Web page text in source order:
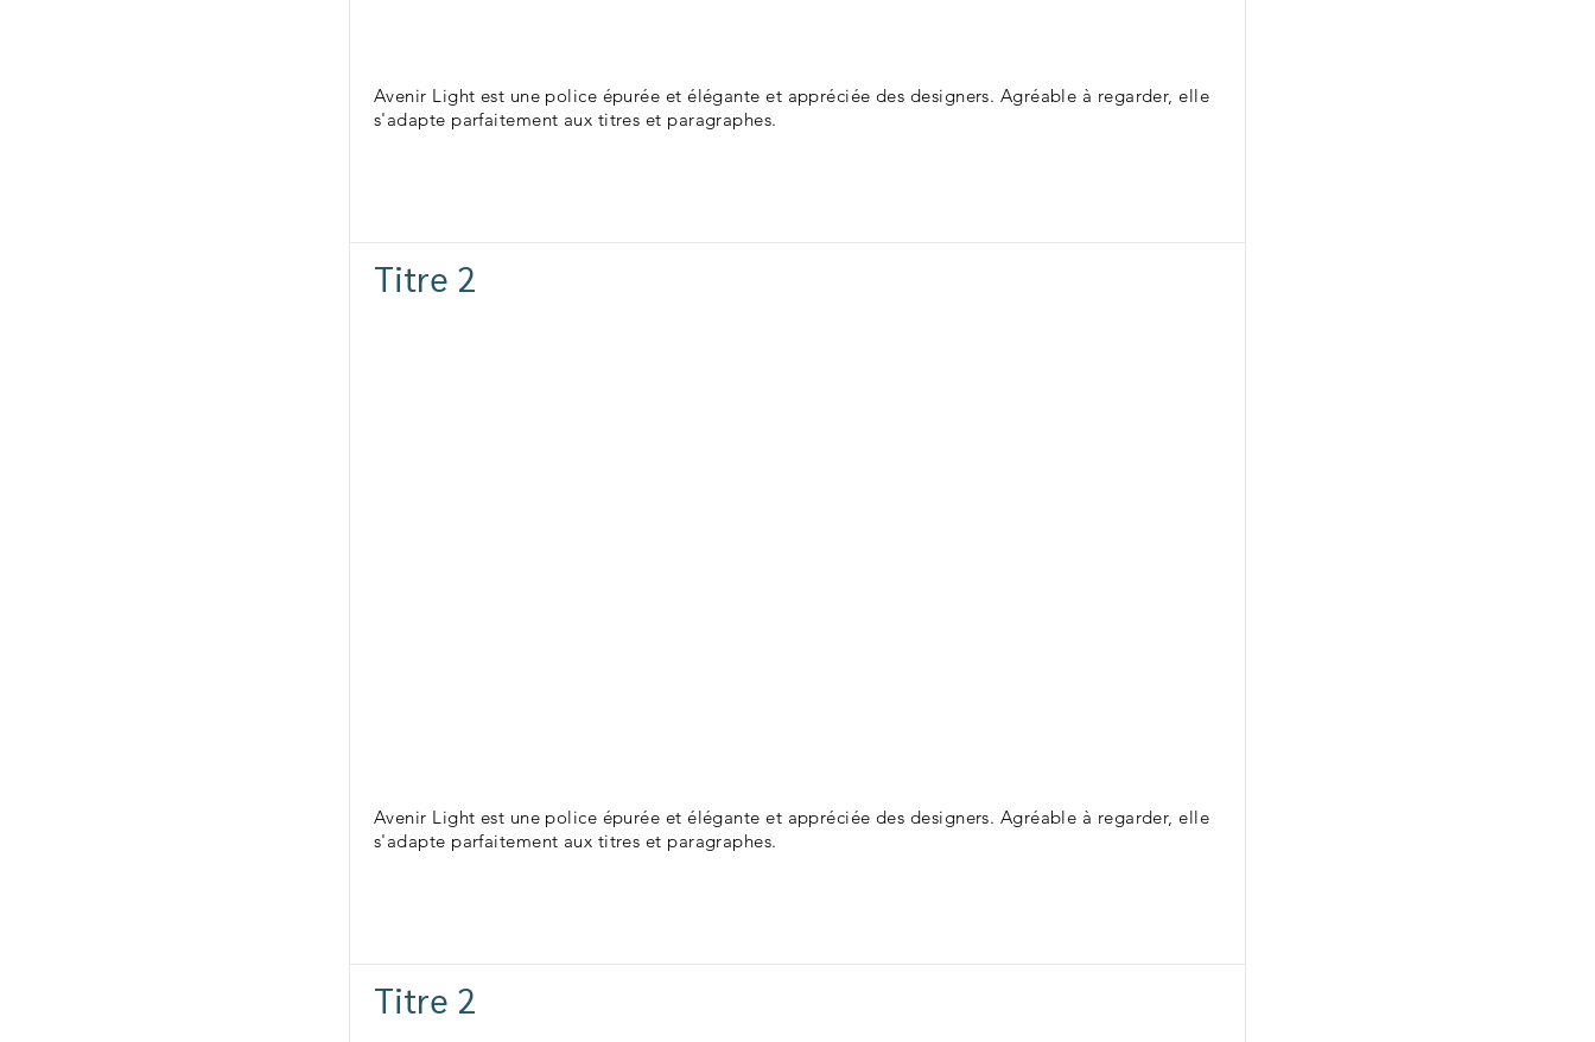
Avenir Light est une police épurée et élégante et appréciée des designers. Agréable à regarder, elle
s'adapte parfaitement aux titres et paragraphes.
Titre 2
Avenir Light est une police épurée et élégante et appréciée des designers. Agréable à regarder, elle
s'adapte parfaitement aux titres et paragraphes.
Titre 2